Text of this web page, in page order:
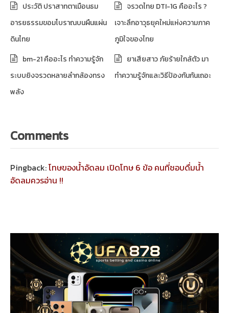
ประวัติ ปราสาทตาเมือนธม
อารยธรรมขอมโบราณบนผืนแผ่น
ดินไทย
จรวดไทย DTI-1G คืออะไร ?
เจาะลึกอาวุธยุคใหม่แห่งความภาค
ภูมิใจของไทย
bm-21 คืออะไร ทำความรู้จัก
ระบบยิงจรวดหลายลำกล้องทรง
พลัง
ยาเสียสาว ภัยร้ายใกล้ตัว มา
ทำความรู้จักและวิธีป้องกันกันเถอะ
Comments
Pingback:โทษของน้ำอัดลม เปิดโทษ 6 ข้อ คนที่ชอบดื่มน้ำ
อัดลมควรอ่าน !!